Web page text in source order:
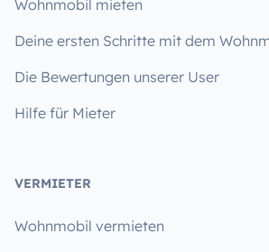
Wohnmobil mieten
Deine ersten Schritte mit dem
Die Bewertungen unserer User
Hilfe für Mieter
VERMIETER
Wohnmobil vermieten